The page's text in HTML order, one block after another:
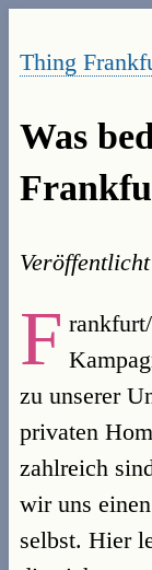
Thing
Was
F
zu unserer
privaten
zahlreich
wir uns
selbst. Hier